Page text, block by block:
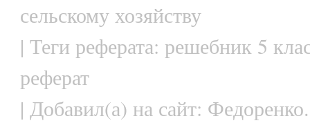
сельскому хозяйству
| Теги реферата: решебник 5
реферат
| Добавил(а) на сайт: Федоренко.